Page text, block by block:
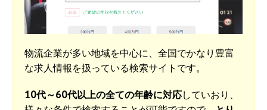
物流企業が多い地域を中心に、全国でかなり豊富
な求人情報を扱っている検索サイトです。
10代～60代以上の全ての年齢に対応していおり、